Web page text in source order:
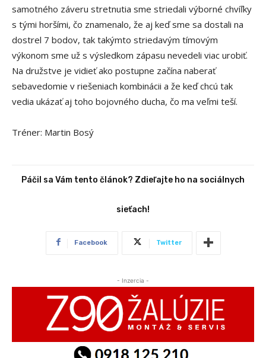
samotného záveru stretnutia sme striedali výborné chvíľky
s tými horšími, čo znamenalo, že aj keď sme sa dostali na
dostrel 7 bodov, tak takýmto striedavým tímovým
výkonom sme už s výsledkom zápasu nevedeli viac urobiť.
Na družstve je vidieť ako postupne začína naberať
sebavedomie v riešeniach kombinácii a že keď chcú tak
vedia ukázať aj toho bojovného ducha, čo ma veľmi teší.
Tréner: Martin Bosý
Páčil sa Vám tento článok? Zdieľajte ho na sociálnych
sieťach!
Facebook Twitter
- Inzercia -